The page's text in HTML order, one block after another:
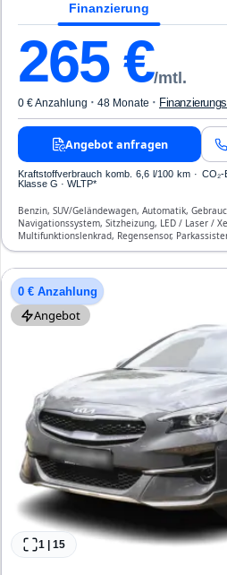
Finanzierung
265€/mtl.
0 € Anzahlung · 48 Monate ·
Angebot anfragen
Kraftstoffverbrauch komb. 6,6 l/100 km ·
Klasse G · WLTP*
Benzin, SUV/Geländewagen, Automatik,
Navigationssystem, Sitzheizung, LED / Laser /
Multifunktionslenkrad, Regensensor,
Automatik, Bluetooth, Freisprecheinrichtung,
0 € Anzahlung
Angebot
1 15